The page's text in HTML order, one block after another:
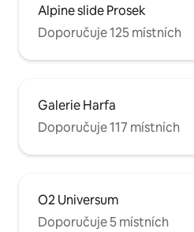
Alpine slide Prosek
Doporučuje 125 místních
Galerie Harfa
Doporučuje 117 místních
O2 Universum
Doporučuje 5 místních